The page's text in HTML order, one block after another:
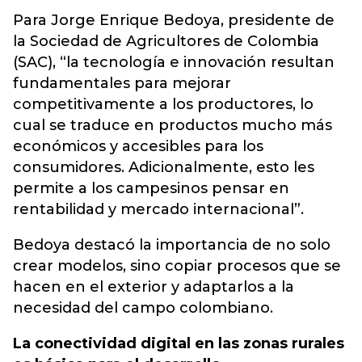
Para Jorge Enrique Bedoya, presidente de
la Sociedad de Agricultores de Colombia
(SAC), “la tecnología e innovación resultan
fundamentales para mejorar
competitivamente a los productores, lo
cual se traduce en productos mucho más
económicos y accesibles para los
consumidores. Adicionalmente, esto les
permite a los campesinos pensar en
rentabilidad y mercado internacional”.
Bedoya destacó la importancia de no solo
crear modelos, sino copiar procesos que se
hacen en el exterior y adaptarlos a la
necesidad del campo colombiano.
La conectividad digital en las zonas rurales